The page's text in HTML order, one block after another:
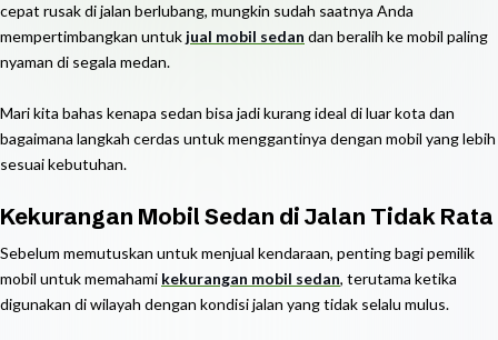
cepat rusak di jalan berlubang, mungkin sudah saatnya Anda
mempertimbangkan untuk jual mobil sedan dan beralih ke mobil paling
nyaman di segala medan.
Mari kita bahas kenapa sedan bisa jadi kurang ideal di luar kota dan
bagaimana langkah cerdas untuk menggantinya dengan mobil yang lebih
sesuai kebutuhan.
Kekurangan Mobil Sedan di Jalan Tidak Rata
Sebelum memutuskan untuk menjual kendaraan, penting bagi pemilik
mobil untuk memahami kekurangan mobil sedan, terutama ketika
digunakan di wilayah dengan kondisi jalan yang tidak selalu mulus.